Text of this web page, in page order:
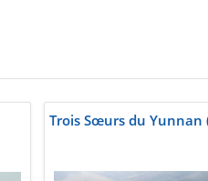
Trois Sœurs du Yunnan